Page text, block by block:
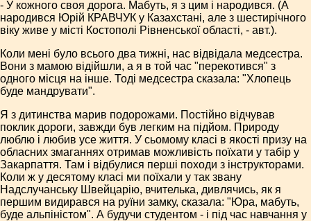
- У кожного своя дорога. Мабуть, я з цим і народився. (А
народився Юрій КРАВЧУК у Казахстані, але з шестирічного
віку живе у місті Костополі Рівненської області, - авт.).
Коли мені було всього два тижні, нас відвідала медсестра.
Вони з мамою відійшли, а я в той час "перекотився" з
одного місця на інше. Тоді медсестра сказала: "Хлопець
буде мандрувати".
Я з дитинства марив подорожами. Постійно відчував
поклик дороги, завжди був легким на підйом. Природу
люблю і любив усе життя. У сьомому класі в якості призу на
обласних змаганнях отримав можливість поїхати у табір у
Закарпаття. Там і відбулися перші походи з інструкторами.
Коли ж у десятому класі ми поїхали у так звану
Надслучанську Швейцарію, вчителька, дивлячись, як я
першим видирався на руїни замку, сказала: "Юра, мабуть,
буде альпіністом". А будучи студентом - і під час навчання у